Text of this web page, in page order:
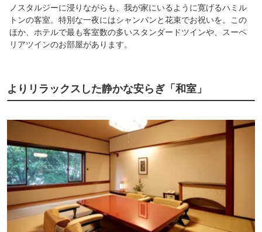
ノスタルジーに浸りながらも、我が家にいるように寛げるハミル
トンの客室。特別な一夜にはシャンパンと花束でお祝いを。この
ほか、ホテルで最も客室数の多いスタンダードツインや、スーペ
リアツインのお部屋があります。
よりリラックスした静かな安らぎ「和室」